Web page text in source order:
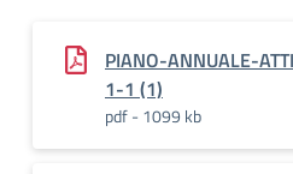
PIANO-ANNUALE-
1-1 (1)
pdf - 1099 kb